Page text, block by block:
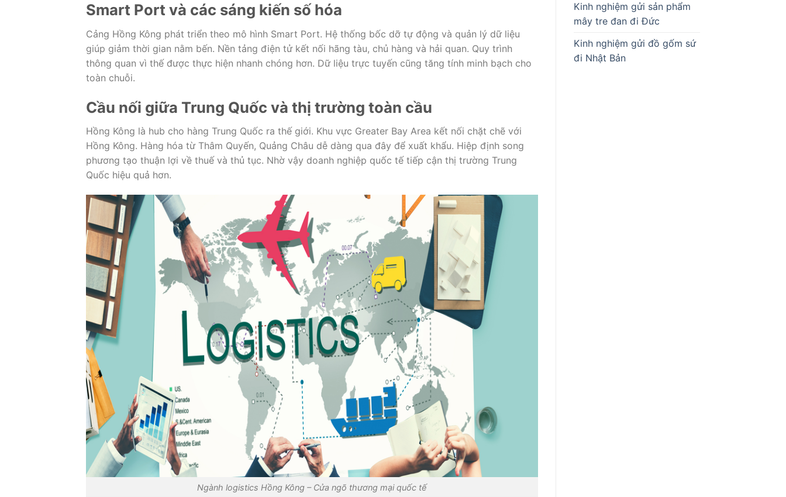
Smart Port và các sáng kiến số hóa
Cảng Hồng Kông phát triển theo mô hình Smart Port. Hệ thống bốc dỡ tự động và quản lý dữ liệu
giúp giảm thời gian nằm bến. Nền tảng điện tử kết nối hãng tàu, chủ hàng và hải quan. Quy trình
thông quan vì thế được thực hiện nhanh chóng hơn. Dữ liệu trực tuyến cũng tăng tính minh bạch cho
toàn chuỗi.
Cầu nối giữa Trung Quốc và thị trường toàn cầu
Hồng Kông là hub cho hàng Trung Quốc ra thế giới. Khu vực Greater Bay Area kết nối chặt chẽ với
Hồng Kông. Hàng hóa từ Thâm Quyến, Quảng Châu dễ dàng qua đây để xuất khẩu. Hiệp định song
phương tạo thuận lợi về thuế và thủ tục. Nhờ vậy doanh nghiệp quốc tế tiếp cận thị trường Trung
Quốc hiệu quả hơn.
Ngành logistics Hồng Kông – Cửa ngõ thương mại quốc tế
Kinh nghiệm gửi sản phẩm
mây tre đan đi Đức
Kinh nghiệm gửi đồ gốm sứ
đi Nhật Bản